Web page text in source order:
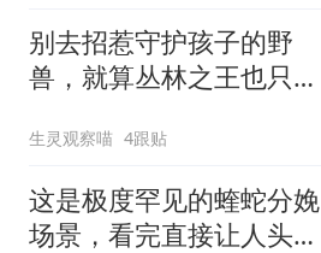
别去招惹守护孩子的野
兽，就算丛林之王也只能
生灵观察喵 4跟贴
这是极度罕见的蝰蛇分娩
场景，看完直接让人头皮